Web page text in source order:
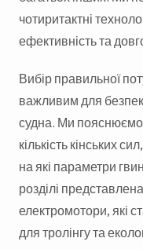
чотиритактні
ефективність та
Вибір правильної
важливим для
судна. Ми
кількість кінських
на які параметри
розділі
електромотори, які
для тролінгу та